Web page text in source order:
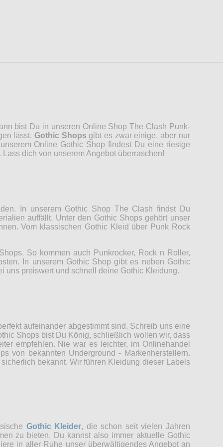
bist Du in unseren Online Shop The Clash Punk-
lässt. Gothic Shops gibt es zwar einige, aber nur
Online Gothic Shop findest Du eine riesige
dich von unserem Angebot überraschen!
In unserem Gothic Shop The Clash findst Du
auffällt. Unter den Gothic Shops gehört unser
Vom klassischen Gothic Kleid über Punk Rock
So kommen auch Punkrocker, Rock n Roller,
In unserem Gothic Shop gibt es neben Gothic
uns preiswert und schnell deine Gothic Kleidung.
aufeinander abgestimmt sind. Schreib uns eine
Shops bist Du König, schließlich wollen wir, dass
empfehlen. Nie war es leichter, im Onlinehandel
von bekannten Underground - Markenherstellern.
bekannt. Wir führen Kleidung dieser Labels
Gothic Kleider, die schon seit vielen Jahren
zu bieten. Du kannst also immer aktuelle Gothic
in aller Ruhe unser überwältigendes Angebot an